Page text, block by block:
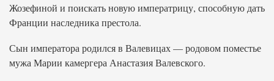
Жозефиной и поискать новую императрицу, способную дать
Франции наследника престола.
Сын императора родился в Валевицах — родовом поместье
мужа Марии камергера Анастазия Валевского.